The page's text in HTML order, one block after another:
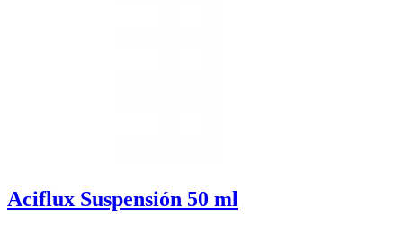
Aciflux Suspensión 50 ml